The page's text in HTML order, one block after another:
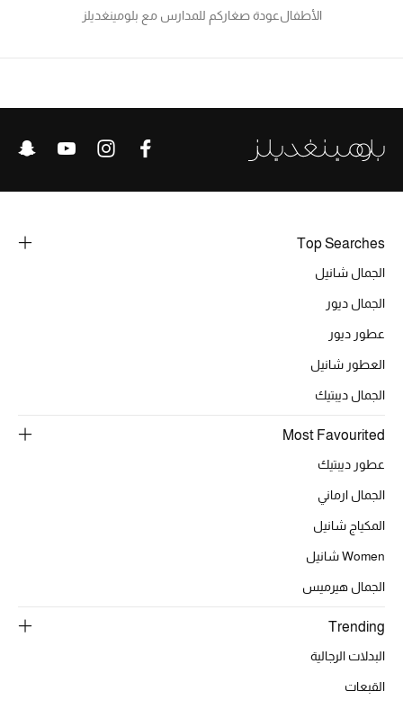
الأطفالعودة صغاركم للمدارس مع بلومينغديلز
Top Searches
الجمال شانيل
الجمال ديور
عطور ديور
العطور شانيل
الجمال ديبتيك
Most Favourited
عطور ديبتيك
الجمال ارماني
المكياج شانيل
Women شانيل
الجمال هيرميس
Trending
البدلات الرجالية
القبعات